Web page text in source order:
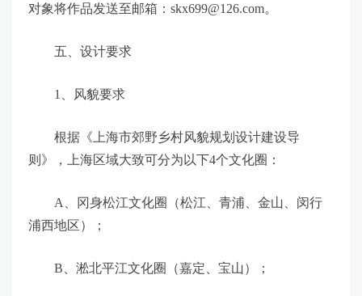
对象将作品发送至邮箱：skx699@126.com。
五、设计要求
1、风貌要求
根据《上海市郊野乡村风貌规划设计建设导
则》，上海区域大致可分为以下4个文化圈：
A、冈身松江文化圈（松江、青浦、金山、闵行
浦西地区）；
B、淞北平江文化圈（嘉定、宝山）；